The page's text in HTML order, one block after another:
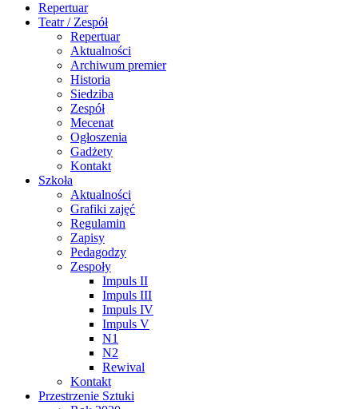
Repertuar
Teatr / Zespół
Repertuar
Aktualności
Archiwum premier
Historia
Siedziba
Zespół
Mecenat
Ogłoszenia
Gadżety
Kontakt
Szkoła
Aktualności
Grafiki zajęć
Regulamin
Zapisy
Pedagodzy
Zespoły
Impuls II
Impuls III
Impuls IV
Impuls V
N1
N2
Rewival
Kontakt
Przestrzenie Sztuki